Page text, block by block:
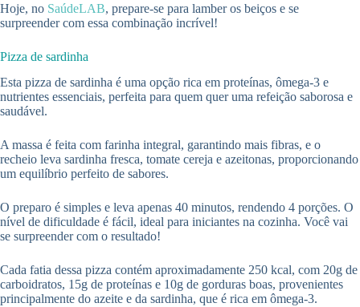
Hoje, no SaúdeLAB, prepare-se para lamber os beiços e se
surpreender com essa combinação incrível!
Pizza de sardinha
Esta pizza de sardinha é uma opção rica em proteínas, ômega-3 e
nutrientes essenciais, perfeita para quem quer uma refeição saborosa e
saudável.
A massa é feita com farinha integral, garantindo mais fibras, e o
recheio leva sardinha fresca, tomate cereja e azeitonas, proporcionando
um equilíbrio perfeito de sabores.
O preparo é simples e leva apenas 40 minutos, rendendo 4 porções. O
nível de dificuldade é fácil, ideal para iniciantes na cozinha. Você vai
se surpreender com o resultado!
Cada fatia dessa pizza contém aproximadamente 250 kcal, com 20g de
carboidratos, 15g de proteínas e 10g de gorduras boas, provenientes
principalmente do azeite e da sardinha, que é rica em ômega-3.